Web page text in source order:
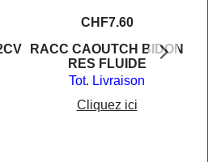
CHF7.60
RACC CAOUTCH BIDON
RES FLUIDE
Tot. Livraison
Cliquez ici